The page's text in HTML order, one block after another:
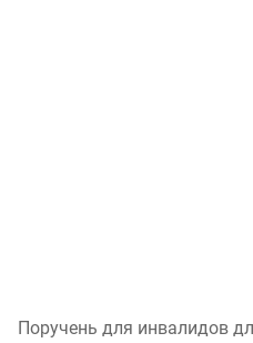
Поручень для инвалидов